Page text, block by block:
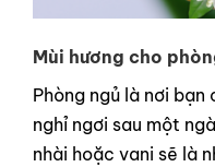
Mùi hương cho
Phòng ngủ là nơi
nghỉ ngơi sau một
nhài hoặc vani sẽ là